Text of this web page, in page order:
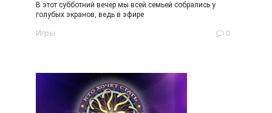
В этот субботний вечер мы всей семьей собрались у
голубых экранов, ведь в эфире
Игры 0